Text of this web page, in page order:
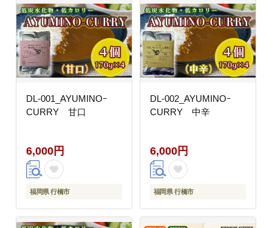
DL-001_AYUMINOｰ
CURRY 甘口
6,000円
福岡県 行橋市
DL-002_AYUMINOｰ
CURRY 中辛
6,000円
福岡県 行橋市